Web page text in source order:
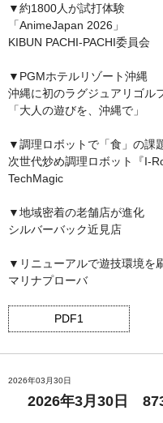
▼約1800人が試打体験
「AnimeJapan 2026」
KIBUN PACHI-PACHI委員会
▼PGMホテルリゾート沖縄
沖縄に初のラグジュアリゴル
「大人の遊びを、沖縄で」
▼調理ロボットで「食」の課
次世代炒め調理ロボット『I-
TechMagic
▼地域密着の老舗店が進化
シルバーバック近見店
▼リニューアルで遊技環境を
マリナプローバ
PDF1
2026年03月30日
2026年3月30日